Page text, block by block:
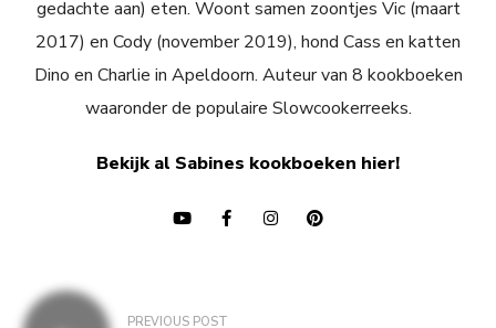
gedachte aan) eten. Woont samen zoontjes Vic (maart
2017) en Cody (november 2019), hond Cass en katten
Dino en Charlie in Apeldoorn. Auteur van 8 kookboeken
waaronder de populaire Slowcookerreeks.
Bekijk al Sabines kookboeken hier!
Bericht
PREVIOUS POST